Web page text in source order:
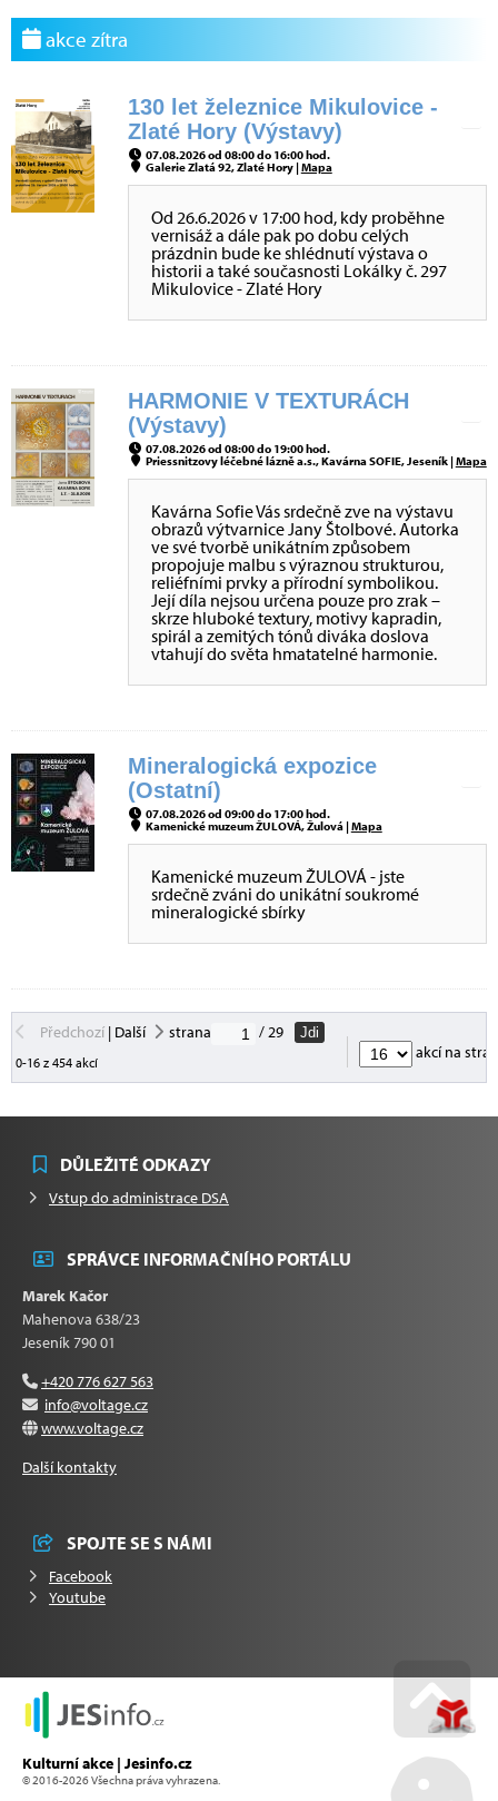
akce zítra
130 let železnice Mikulovice -
Zlaté Hory (Výstavy)
07.08.2026 od 08:00 do 16:00 hod.
Galerie Zlatá 92, Zlaté Hory |Mapa
Od 26.6.2026 v 17:00 hod, kdy proběhne
vernisáž a dále pak po dobu celých
prázdnin bude ke shlédnutí výstava o
historii a také současnosti Lokálky č. 297
Mikulovice - Zlaté Hory
HARMONIE V TEXTURÁCH
(Výstavy)
07.08.2026 od 08:00 do 19:00 hod.
Priessnitzovy léčebné lázně a.s., Kavárna SOFIE, Jeseník |Mapa
Kavárna Sofie Vás srdečně zve na výstavu
obrazů výtvarnice Jany Štolbové. Autorka
ve své tvorbě unikátním způsobem
propojuje malbu s výraznou strukturou,
reliéfními prvky a přírodní symbolikou.
Její díla nejsou určena pouze pro zrak –
skrze hluboké textury, motivy kapradin,
spirál a zemitých tónů diváka doslova
vtahují do světa hmatatelné harmonie.
Mineralogická expozice
(Ostatní)
07.08.2026 od 09:00 do 17:00 hod.
Kamenické muzeum ŽULOVÁ, Žulová |Mapa
Kamenické muzeum ŽULOVÁ - jste
srdečně zváni do unikátní soukromé
mineralogické sbírky
Předchozí| Další strana / 29
Jdi
0-16 z 454 akcí
akcí na
DŮLEŽITÉ ODKAZY
Vstup do administrace DSA
SPRÁVCE INFORMAČNÍHO PORTÁLU
Marek Kačor
Mahenova 638/23
Jeseník 790 01
+420 776 627 563
info@voltage.cz
www.voltage.cz
Další kontakty
SPOJTE SE S NÁMI
Facebook
Youtube
Kulturní akce | Jesinfo.cz
© 2016-2026 Všechna práva vyhrazena. Go